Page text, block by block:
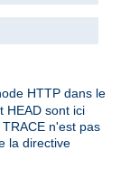
HTTP dans le
HEAD sont ici
n'est pas
la directive